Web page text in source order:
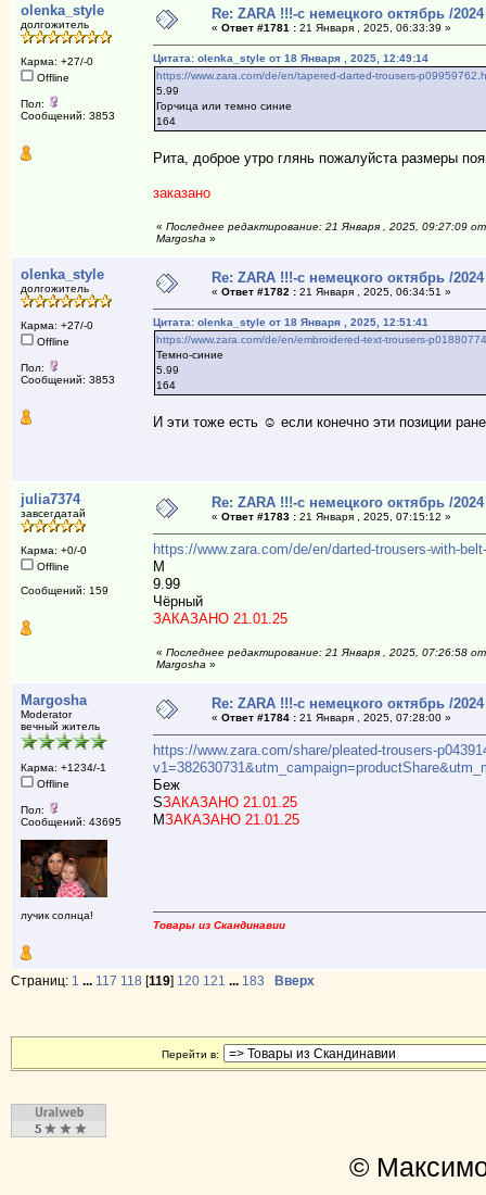
olenka_style
долгожитель
Карма: +27/-0
Offline
Пол:
Сообщений: 3853
Re: ZARA !!!-с немецкого октябрь /2024
« Ответ #1781 :21 Января , 2025, 06:33:39 »
Цитата: olenka_style от 18 Января , 2025, 12:49:14
https://www.zara.com/de/en/tapered-darted-trousers-
5.99
Горчица или темно синие
164
Рита, доброе утро глянь пожалуйста размеры
заказано
« Последнее редактирование: 21 Января , 2025, 09:27:09 от
Margosha »
olenka_style
долгожитель
Карма: +27/-0
Offline
Пол:
Сообщений: 3853
Re: ZARA !!!-с немецкого октябрь /2024
« Ответ #1782 :21 Января , 2025, 06:34:51 »
Цитата: olenka_style от 18 Января , 2025, 12:51:41
https://www.zara.com/de/en/embroidered-text-trousers-
Темно-синие
5.99
164
И эти тоже есть ☺ если конечно эти позиции
julia7374
завсегдатай
Карма: +0/-0
Offline
Сообщений: 159
Re: ZARA !!!-с немецкого октябрь /2024
« Ответ #1783 :21 Января , 2025, 07:15:12 »
https://www.zara.com/de/en/darted-trousers-with-
М
9.99
Чёрный
ЗАКАЗАНО 21.01.25
« Последнее редактирование: 21 Января , 2025, 07:26:58 от
Margosha »
Margosha
Moderator
вечный житель
Карма: +1234/-1
Offline
Пол:
Сообщений: 43695
лучик солнца!
Re: ZARA !!!-с немецкого октябрь /2024
« Ответ #1784 :21 Января , 2025, 07:28:00 »
https://www.zara.com/share/pleated-trousers-
Беж
SЗАКАЗАНО 21.01.25
MЗАКАЗАНО 21.01.25
Товары из Скандинавии
Страниц: 1 ... 117 118 [119] 120 121 ... 183 Вверх
Перейти в:
©